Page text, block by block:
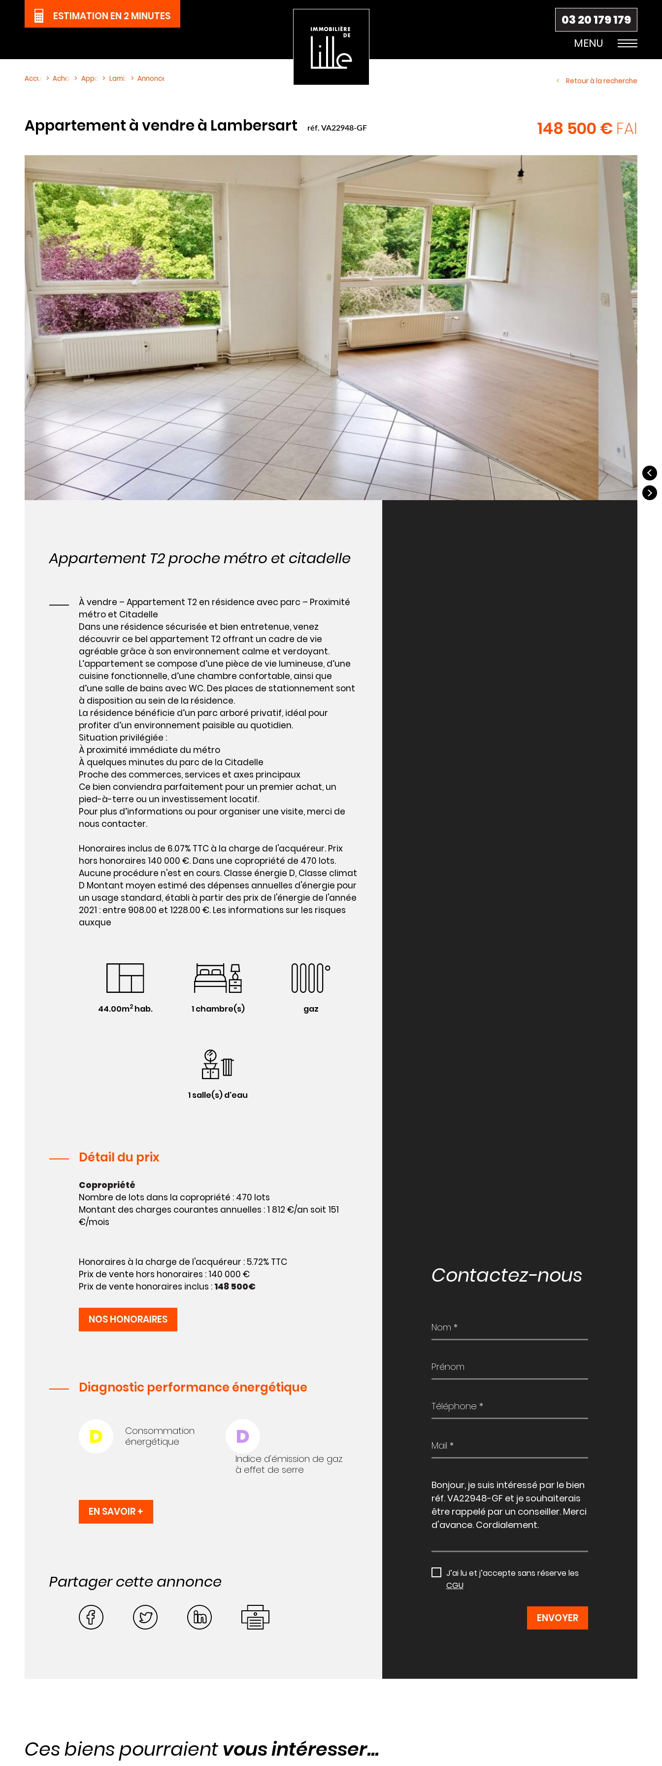
ESTIMATION EN 2 MINUTES 03 20 179 179
Accueil Achat AppartementLambersartAnnonce immobilière Réf. VA22948-GF Retour à la recherche
Appartement à vendre à Lambersart réf. VA22948-GF 148 500 € FAI
Appartement T2 proche métro et citadelle
À vendre – Appartement T2 en résidence avec parc – Proximité
métro et Citadelle
Dans une résidence sécurisée et bien entretenue, venez
découvrir ce bel appartement T2 offrant un cadre de vie
agréable grâce à son environnement calme et verdoyant.
L’appartement se compose d’une pièce de vie lumineuse, d’une
cuisine fonctionnelle, d’une chambre confortable, ainsi que
d’une salle de bains avec WC. Des places de stationnement sont
à disposition au sein de la résidence.
La résidence bénéficie d’un parc arboré privatif, idéal pour
profiter d’un environnement paisible au quotidien.
Situation privilégiée :
À proximité immédiate du métro
À quelques minutes du parc de la Citadelle
Proche des commerces, services et axes principaux
Ce bien conviendra parfaitement pour un premier achat, un
pied-à-terre ou un investissement locatif.
Pour plus d’informations ou pour organiser une visite, merci de
nous contacter.
Honoraires inclus de 6.07% TTC à la charge de l'acquéreur. Prix
hors honoraires 140 000 €. Dans une copropriété de 470 lots.
Aucune procédure n'est en cours. Classe énergie D, Classe climat
D Montant moyen estimé des dépenses annuelles d'énergie pour
un usage standard, établi à partir des prix de l'énergie de l'année
2021 : entre 908.00 et 1228.00 €. Les informations sur les risques
auxque
44.00m2hab. 1 chambre(s) gaz
1 salle(s) d'eau
Détail du prix
Copropriété
Nombre de lots dans la copropriété : 470 lots
Montant des charges courantes annuelles : 1 812 €/an soit 151
€/mois
Honoraires à la charge de l'acquéreur : 5.72% TTC
Prix de vente hors honoraires : 140 000 €
Prix de vente honoraires inclus : 148 500€
NOS HONORAIRES
Diagnostic performance énergétique
D
Consommation
énergétique
D
Indice d'émission de gaz
à effet de serre
EN SAVOIR +
Partager cette annonce
Contactez-nous
J’ai lu et j’accepte sans réserve les
CGU
ENVOYER
Ces biens pourraientvous intéresser...